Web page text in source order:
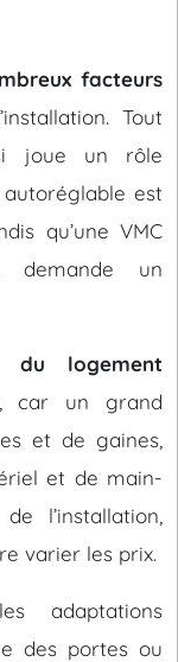
facteurs
Tout
joue un rôle
est
qu’une VMC
demande un
logement
car un grand
et de gaines,
et de main-
l’installation,
varier les prix.
adaptations
des portes ou